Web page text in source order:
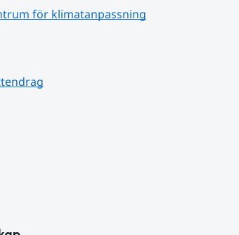
för klimatanpassning